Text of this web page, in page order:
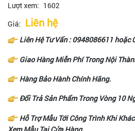
Lượt xem: 1602
Giá: Liên hệ
Liên Hệ Tư Vấn :0948086611 hoặc
Giao Hàng Miễn Phí Trong Nội
Hàng Bảo Hành Chính Hãng.
Đổi Trả Sản Phẩm Trong Vòng 10
Hỗ Trợ Mẫu Tới Công Trình Khi